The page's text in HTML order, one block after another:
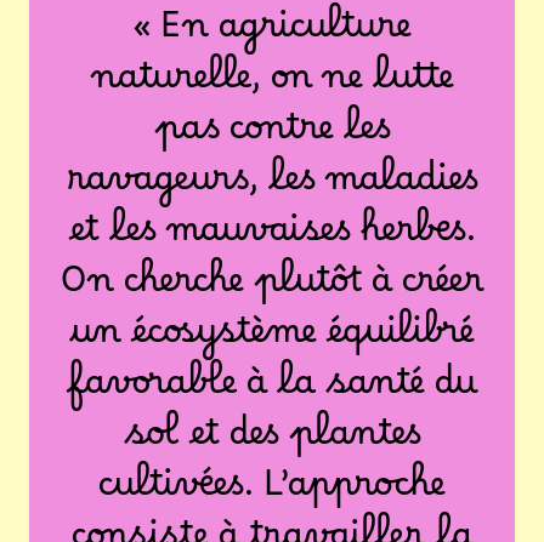
« En agriculture
naturelle, on ne lutte
pas contre les
ravageurs, les maladies
et les mauvaises herbes.
On cherche plutôt à créer
un écosystème équilibré
favorable à la santé du
sol et des plantes
cultivées. L’approche